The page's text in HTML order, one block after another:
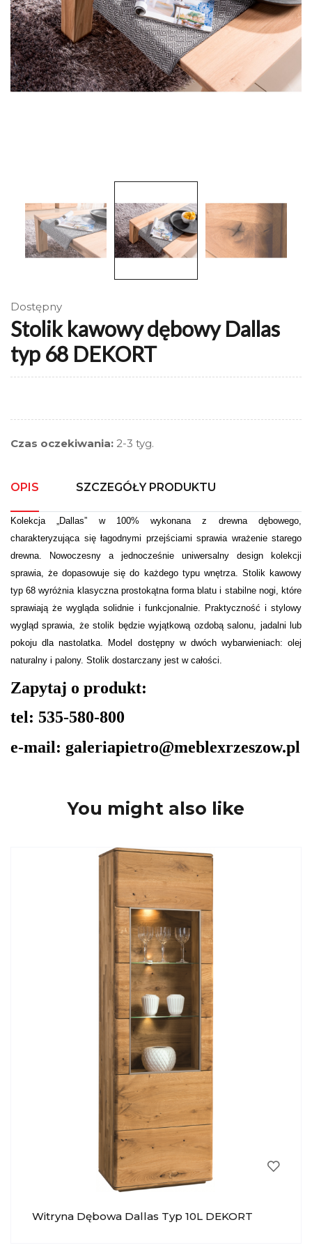
Dostępny
Stolik kawowy dębowy Dallas
typ 68 DEKORT
Czas oczekiwania: 2-3 tyg.
OPIS SZCZEGÓŁY PRODUKTU
Kolekcja „Dallas” w 100% wykonana z drewna dębowego,
charakteryzująca się łagodnymi przejściami sprawia wrażenie starego
drewna. Nowoczesny a jednocześnie uniwersalny design kolekcji
sprawia, że dopasowuje się do każdego typu wnętrza. Stolik kawowy
typ 68 wyróżnia klasyczna prostokątna forma blatu i stabilne nogi, które
sprawiają że wygląda solidnie i funkcjonalnie. Praktyczność i stylowy
wygląd sprawia, że stolik będzie wyjątkową ozdobą salonu, jadalni lub
pokoju dla nastolatka. Model dostępny w dwóch wybarwieniach: olej
naturalny i palony. Stolik dostarczany jest w całości.
Zapytaj o produkt:
tel: 535-580-800
e-mail: galeriapietro@meblexrzeszow.pl
You might also like
Witryna Dębowa Dallas Typ 10L DEKORT